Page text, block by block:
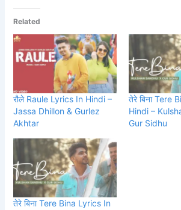
Related
रौले Raule Lyrics In Hindi –
Jassa Dhillon & Gurlez
Akhtar
तेरे बिना Tere
Hindi –
Gur Sidhu
तेरे बिना Tere Bina Lyrics In